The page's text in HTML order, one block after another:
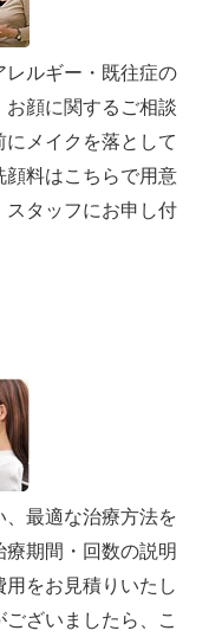
ルギー・既往症の
顔に関するご相談
メイクを落として
料はこちらで用意
タッフにお申し付
最適な治療方法を
期間・回数の説明
をお見積りいたし
ざいましたら、こ